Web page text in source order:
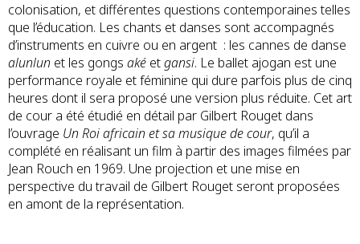
colonisation, et différentes questions contemporaines telles
que l’éducation. Les chants et danses sont accompagnés
d’instruments en cuivre ou en argent : les cannes de danse
alunlun et les gongs aké etgansi. Le ballet ajogan est une
performance royale et féminine qui dure parfois plus de cinq
heures dont il sera proposé une version plus réduite. Cet art
de cour a été étudié en détail par Gilbert Rouget dans
l’ouvrage Un Roi africain et sa musique de cour, qu’il a
complété en réalisant un film à partir des images filmées par
Jean Rouch en 1969. Une projection et une mise en
perspective du travail de Gilbert Rouget seront proposées
en amont de la représentation.